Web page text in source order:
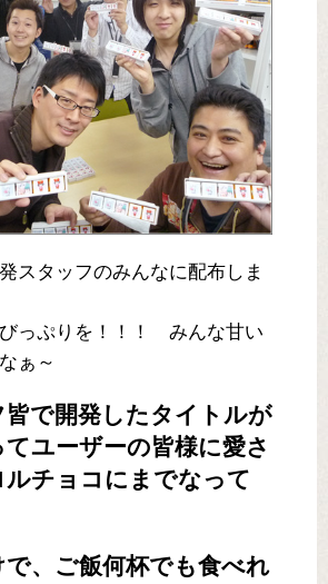
スタッフのみんなに配布しま
っぷりを！！！ みんな甘い
ぁ～
皆で開発したタイトルが
ユーザーの皆様に愛さ
チョコにまでなって
、ご飯何杯でも食べれ